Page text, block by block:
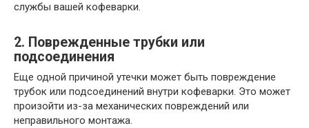
службы вашей кофеварки.
2. Поврежденные трубки или
подсоединения
Еще одной причиной утечки может быть повреждение
трубок или подсоединений внутри кофеварки. Это может
произойти из-за механических повреждений или
неправильного монтажа.